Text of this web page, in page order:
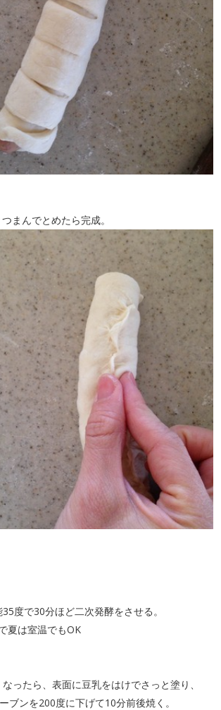
まんでとめたら完成。
度で30分ほど二次発酵をさせる。
夏は室温でもOK
ったら、表面に豆乳をはけでさっと塗り、
ブンを200度に下げて10分前後焼く。